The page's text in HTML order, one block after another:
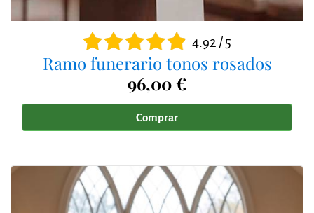
4.92 / 5
Ramo funerario tonos rosados
96,00 €
Comprar